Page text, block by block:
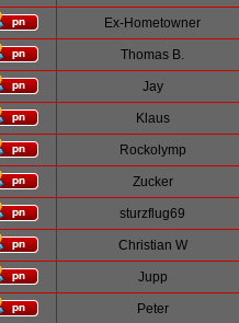
Ex-Hometowner
Thomas B.
Jay
Klaus
Rockolymp
Zucker
sturzflug69
Christian W
Jupp
Peter